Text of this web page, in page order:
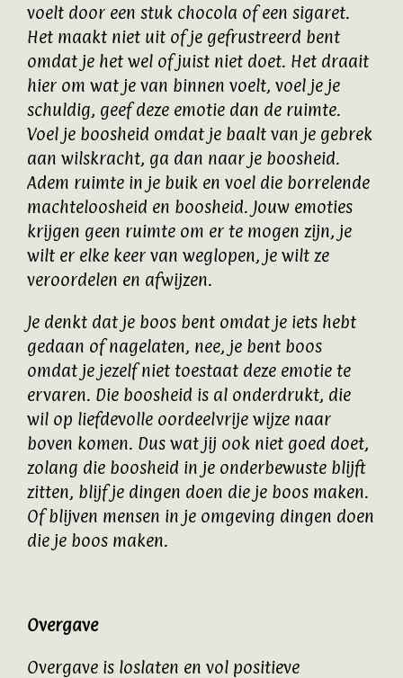
voelt door een stuk chocola of een sigaret.
Het maakt niet uit of je gefrustreerd bent
omdat je het wel of juist niet doet. Het draait
hier om wat je van binnen voelt, voel je je
schuldig, geef deze emotie dan de ruimte.
Voel je boosheid omdat je baalt van je gebrek
aan wilskracht, ga dan naar je boosheid.
Adem ruimte in je buik en voel die borrelende
machteloosheid en boosheid. Jouw emoties
krijgen geen ruimte om er te mogen zijn, je
wilt er elke keer van weglopen, je wilt ze
veroordelen en afwijzen.
Je denkt dat je boos bent omdat je iets hebt
gedaan of nagelaten, nee, je bent boos
omdat je jezelf niet toestaat deze emotie te
ervaren. Die boosheid is al onderdrukt, die
wil op liefdevolle oordeelvrije wijze naar
boven komen. Dus wat jij ook niet goed doet,
zolang die boosheid in je onderbewuste blijft
zitten, blijf je dingen doen die je boos maken.
Of blijven mensen in je omgeving dingen doen
die je boos maken.
Overgave
Overgave is loslaten en vol positieve